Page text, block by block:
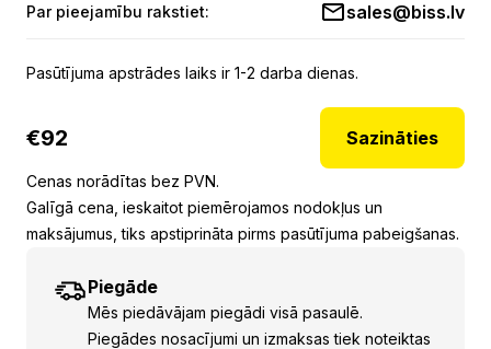
Par pieejamību rakstiet: sales@biss.lv
Pasūtījuma apstrādes laiks ir 1-2 darba dienas.
€92 Sazināties
Cenas norādītas bez PVN.
Galīgā cena, ieskaitot piemērojamos nodokļus un
maksājumus, tiks apstiprināta pirms pasūtījuma pabeigšanas.
Piegāde
Mēs piedāvājam piegādi visā pasaulē.
Piegādes nosacījumi un izmaksas tiek noteiktas